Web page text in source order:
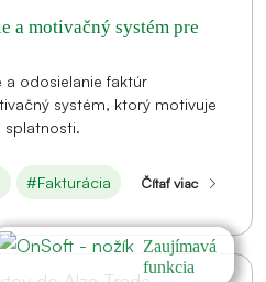
a motivačný systém pre
a odosielanie faktúr
systém, ktorý motivuje
splatnosti.
#Fakturácia Čítať viac
Zaujímavá
funkcia